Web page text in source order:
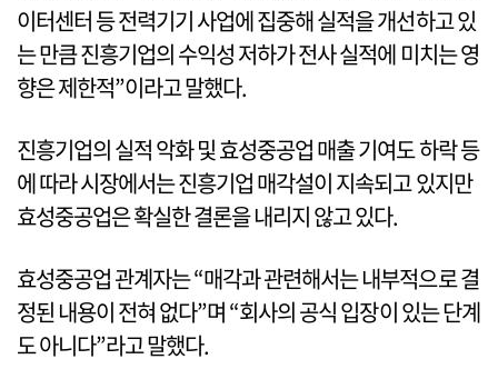
이터센터 등 전력기기 사업에 집중해 실적을 개선하고 있
는 만큼 진흥기업의 수익성 저하가 전사 실적에 미치는 영
향은 제한적”이라고 말했다.
진흥기업의 실적 악화 및 효성중공업 매출 기여도 하락 등
에 따라 시장에서는 진흥기업 매각설이 지속되고 있지만
효성중공업은 확실한 결론을 내리지 않고 있다.
효성중공업 관계자는 “매각과 관련해서는 내부적으로 결
정된 내용이 전혀 없다”며 “회사의 공식 입장이 있는 단계
도 아니다”라고 말했다.